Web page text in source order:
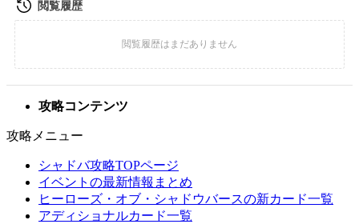
攻略コンテンツ
攻略メニュー
シャドバ攻略TOPページ
イベントの最新情報まとめ
ヒーローズ・オブ・シャドウバースの新カード一覧
アディショナルカード一覧